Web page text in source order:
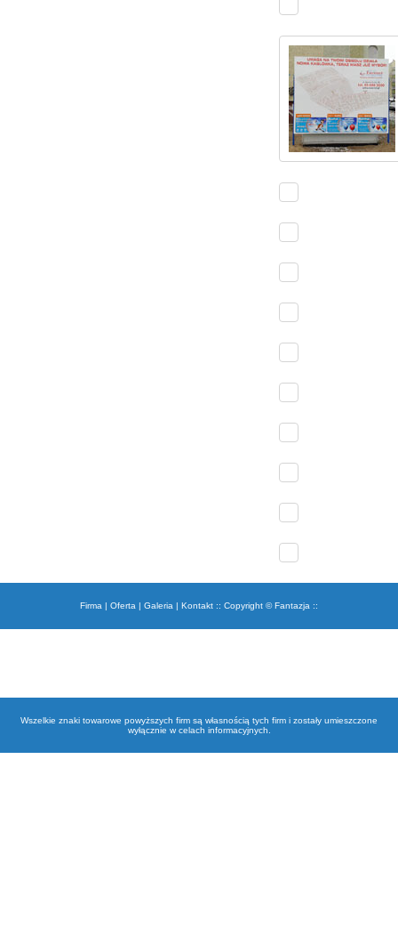
Firma | Oferta | Galeria | Kontakt :: Copyright © Fantazja ::
Wszelkie znaki towarowe powyższych firm są własnością tych firm i zostały umieszczone
wyłącznie w celach informacyjnych.